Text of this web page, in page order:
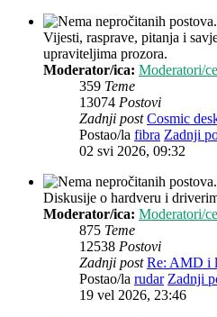
Vijesti, rasprave, pitanja i
upraviteljima prozora.
Moderator/ica: Moderatori/ce
359 Teme
13074 Postovi
Zadnji post Cosmic
Postao/la fibra Zadnji
02 svi 2026, 09:32
Diskusije o hardveru i
Moderator/ica: Moderatori/ce
875 Teme
12538 Postovi
Zadnji post Re: AMD i
Postao/la rudar Zadnji
19 vel 2026, 23:46